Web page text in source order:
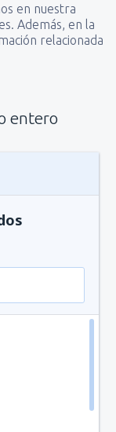
en nuestra
Además, en la
relacionada
entero